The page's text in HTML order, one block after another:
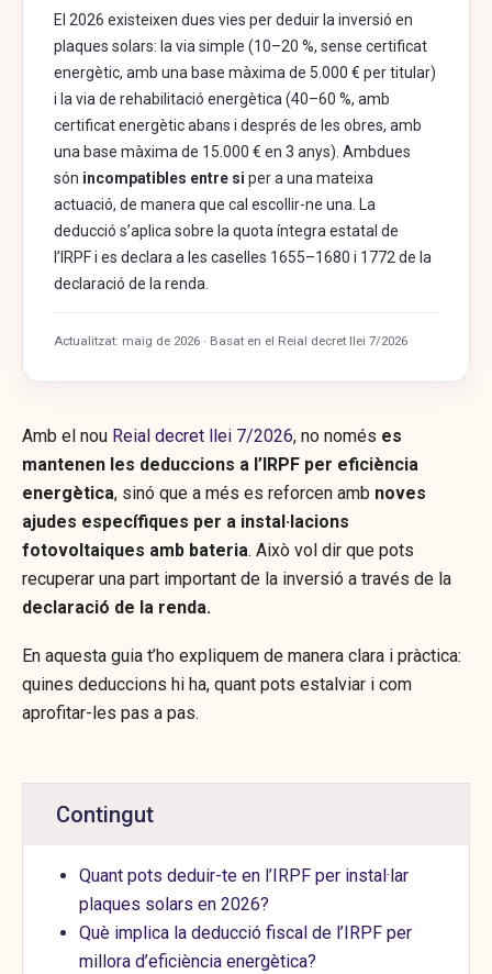
El 2026 existeixen dues vies per deduir la inversió en
plaques solars: la via simple (10–20 %, sense certificat
energètic, amb una base màxima de 5.000 € per titular)
i la via de rehabilitació energètica (40–60 %, amb
certificat energètic abans i després de les obres, amb
una base màxima de 15.000 € en 3 anys). Ambdues
són incompatibles entre si per a una mateixa
actuació, de manera que cal escollir-ne una. La
deducció s’aplica sobre la quota íntegra estatal de
l’IRPF i es declara a les caselles 1655–1680 i 1772 de la
declaració de la renda.
Actualitzat: maig de 2026 · Basat en el Reial decret llei 7/2026
Amb el nou Reial decret llei 7/2026, no només es
mantenen les deduccions a l’IRPF per eficiència
energètica, sinó que a més es reforcen amb noves
ajudes específiques per a instal·lacions
fotovoltaiques amb bateria. Això vol dir que pots
recuperar una part important de la inversió a través de la
declaració de la renda.
En aquesta guia t’ho expliquem de manera clara i pràctica:
quines deduccions hi ha, quant pots estalviar i com
aprofitar-les pas a pas.
Contingut
Quant pots deduir-te en l’IRPF per instal·lar
plaques solars en 2026?
Què implica la deducció fiscal de l’IRPF per
millora d’eficiència energètica?